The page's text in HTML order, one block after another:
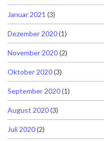
Januar 2021 (3)
Dezember 2020(1)
November 2020(2)
Oktober 2020(3)
September 2020(1)
August 2020(3)
Juli 2020(2)